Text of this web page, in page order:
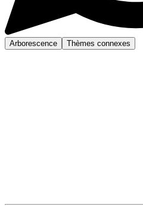
Arborescence Thèmes connexes